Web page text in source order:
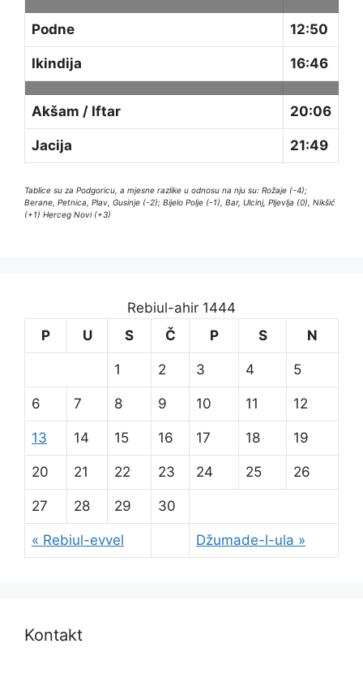
Podne 12:50
Ikindija 16:46
Akšam / Iftar 20:06
Jacija 21:49
Tablice su za Podgoricu, a mjesne razlike u odnosu na nju su: Rožaje (-4);
Berane, Petnica, Plav, Gusinje (-2); Bijelo Polje (-1), Bar, Ulcinj, Pljevlja (0), Nikšić
(+1) Herceg Novi (+3)
Rebiul-ahir 1444
P
U S Č P S N
« Rebiul-evvel Džumade-l-ula »
1 2 3 4 5
6 7 8 9 10 11 12
13 14 15 16 17 18 19
20 21 22 23 24 25 26
27 28 29 30
Kontakt